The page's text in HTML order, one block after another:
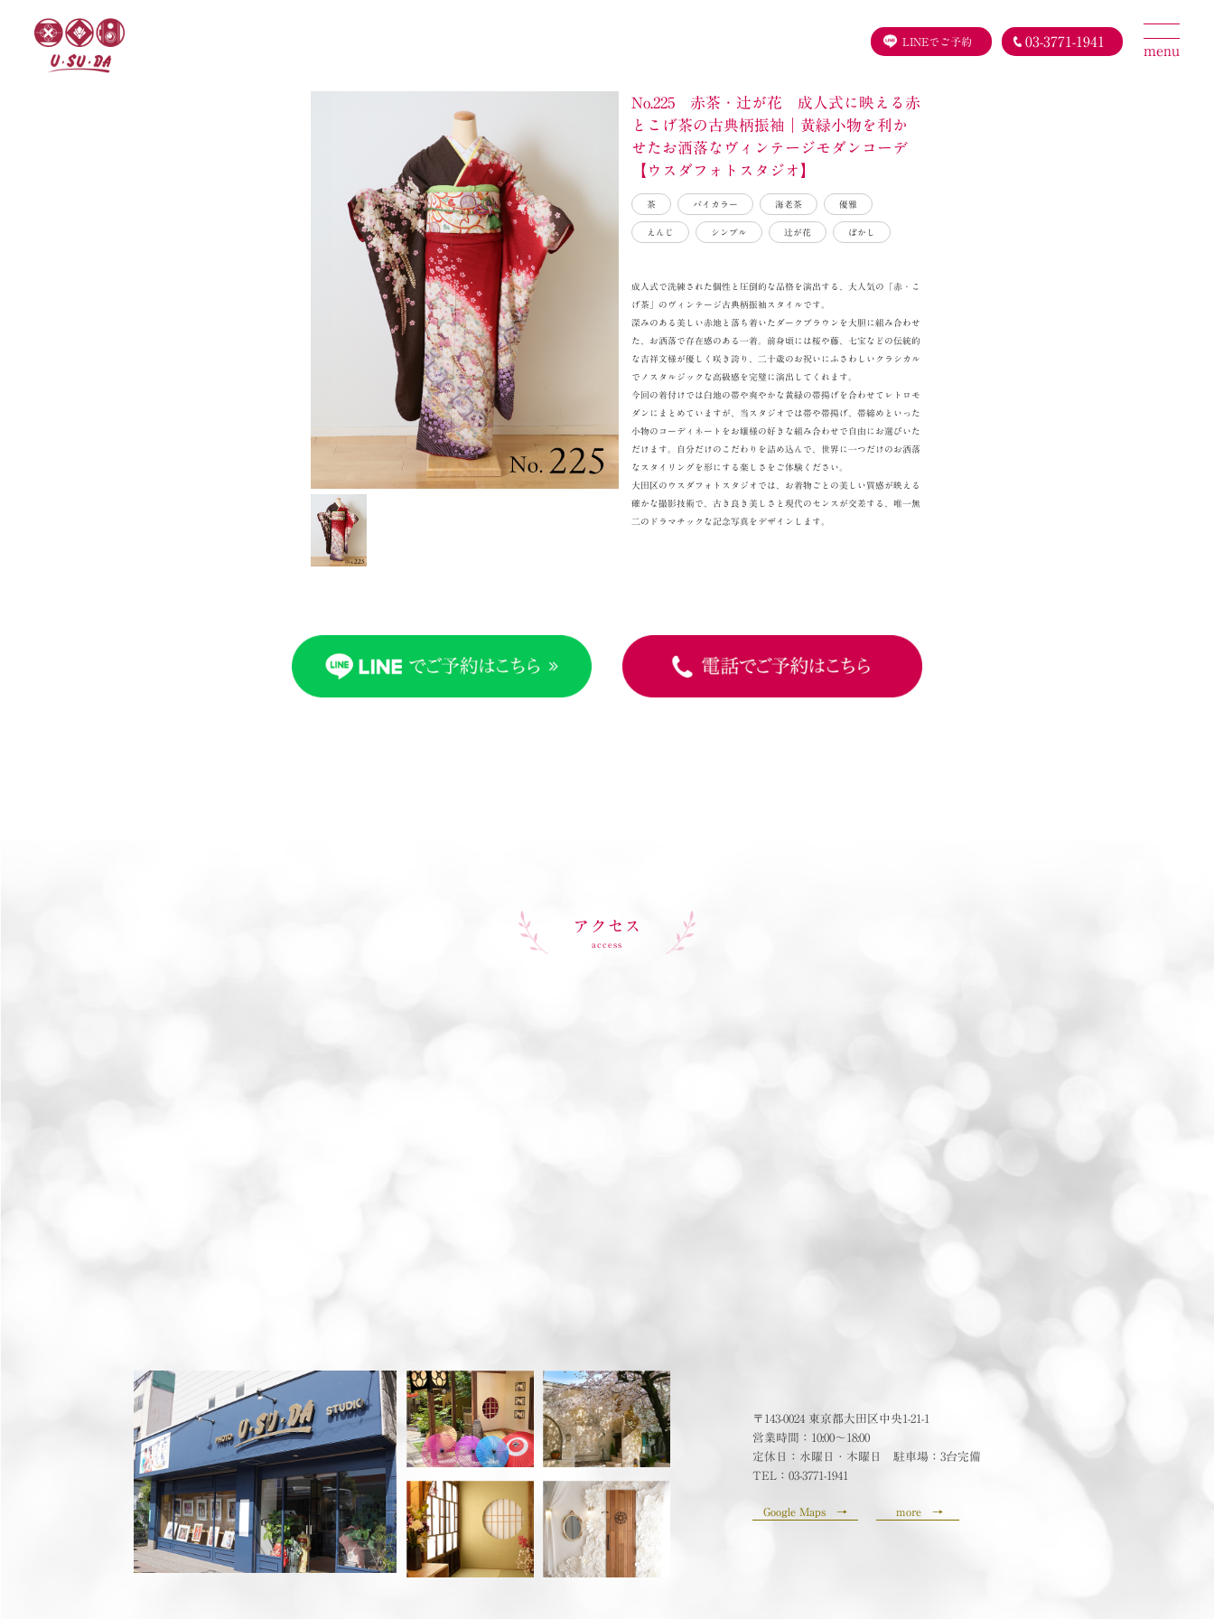
LINEでご予約 03-3771-1941
menu
No.225 赤茶・辻が花 成人式に映える赤
とこげ茶の古典柄振袖｜黄緑小物を利か
せたお洒落なヴィンテージモダンコーデ
【ウスダフォトスタジオ】
茶 バイカラー 海老茶 優雅
えんじ シンプル 辻が花 ぼかし
成人式で洗練された個性と圧倒的な品格を演出する、大人気の「赤・こ
げ茶」のヴィンテージ古典柄振袖スタイルです。
深みのある美しい赤地と落ち着いたダークブラウンを大胆に組み合わせ
た、お洒落で存在感のある一着。前身頃には桜や藤、七宝などの伝統的
な吉祥文様が優しく咲き誇り、二十歳のお祝いにふさわしいクラシカル
でノスタルジックな高級感を完璧に演出してくれます。
今回の着付けでは白地の帯や爽やかな黄緑の帯揚げを合わせてレトロモ
ダンにまとめていますが、当スタジオでは帯や帯揚げ、帯締めといった
小物のコーディネートをお嬢様の好きな組み合わせで自由にお選びいた
だけます。自分だけのこだわりを詰め込んで、世界に一つだけのお洒落
なスタイリングを形にする楽しさをご体験ください。
大田区のウスダフォトスタジオでは、お着物ごとの美しい質感が映える
確かな撮影技術で、古き良き美しさと現代のセンスが交差する、唯一無
二のドラマチックな記念写真をデザインします。
アクセス
access
〒143-0024 東京都大田区中央1-21-1
営業時間：10:00〜18:00
定休日：水曜日・木曜日 駐車場：3台完備
TEL：03-3771-1941
Google Maps → more →